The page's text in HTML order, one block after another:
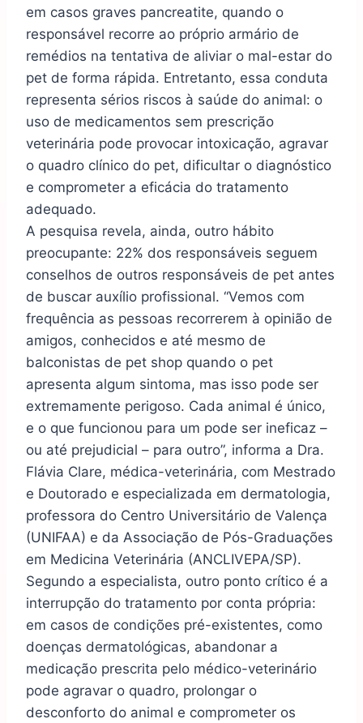
em casos graves pancreatite, quando o
responsável recorre ao próprio armário de
remédios na tentativa de aliviar o mal-estar do
pet de forma rápida. Entretanto, essa conduta
representa sérios riscos à saúde do animal: o
uso de medicamentos sem prescrição
veterinária pode provocar intoxicação, agravar
o quadro clínico do pet, dificultar o diagnóstico
e comprometer a eficácia do tratamento
adequado.
A pesquisa revela, ainda, outro hábito
preocupante: 22% dos responsáveis seguem
conselhos de outros responsáveis de pet antes
de buscar auxílio profissional. “Vemos com
frequência as pessoas recorrerem à opinião de
amigos, conhecidos e até mesmo de
balconistas de pet shop quando o pet
apresenta algum sintoma, mas isso pode ser
extremamente perigoso. Cada animal é único,
e o que funcionou para um pode ser ineficaz –
ou até prejudicial – para outro”, informa a Dra.
Flávia Clare, médica-veterinária, com Mestrado
e Doutorado e especializada em dermatologia,
professora do Centro Universitário de Valença
(UNIFAA) e da Associação de Pós-Graduações
em Medicina Veterinária (ANCLIVEPA/SP).
Segundo a especialista, outro ponto crítico é a
interrupção do tratamento por conta própria:
em casos de condições pré-existentes, como
doenças dermatológicas, abandonar a
medicação prescrita pelo médico-veterinário
pode agravar o quadro, prolongar o
desconforto do animal e comprometer os